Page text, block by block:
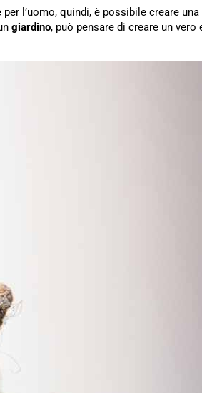
l’uomo, quindi, è possibile creare una
giardino, può pensare di creare un vero